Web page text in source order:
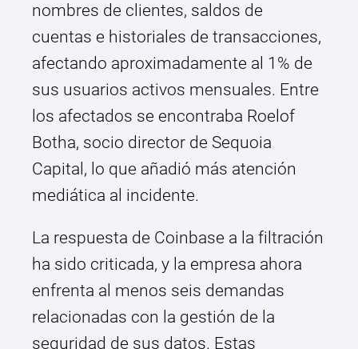
nombres de clientes, saldos de
cuentas e historiales de transacciones,
afectando aproximadamente al 1% de
sus usuarios activos mensuales. Entre
los afectados se encontraba Roelof
Botha, socio director de Sequoia
Capital, lo que añadió más atención
mediática al incidente.
La respuesta de Coinbase a la filtración
ha sido criticada, y la empresa ahora
enfrenta al menos seis demandas
relacionadas con la gestión de la
seguridad de sus datos. Estas